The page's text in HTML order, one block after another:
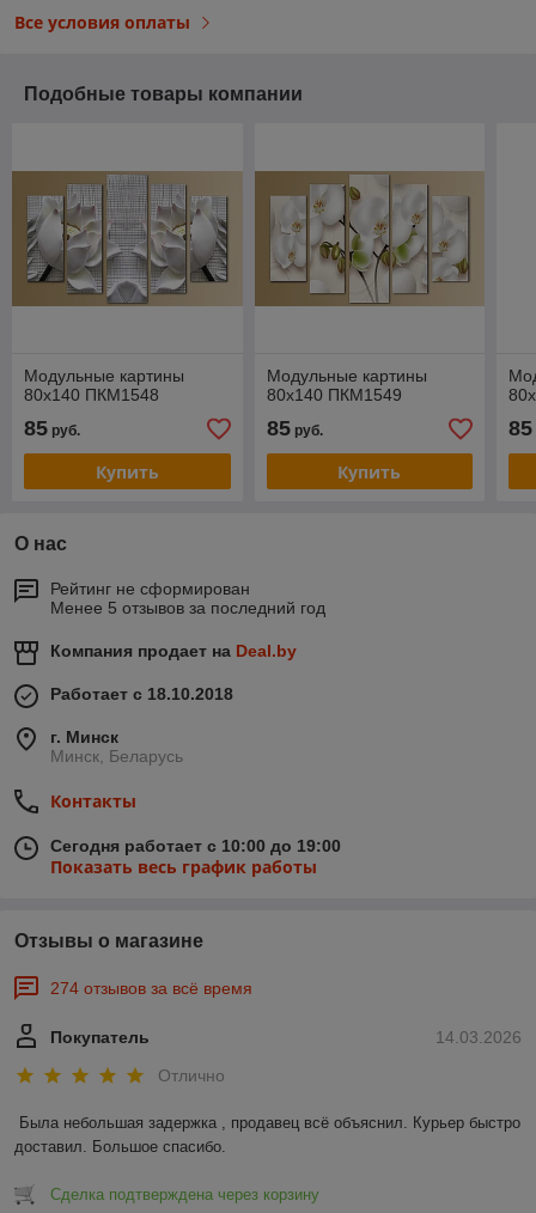
Все условия оплаты
Подобные товары компании
Модульные картины
80x140 ПКМ1548
85 руб.
Купить
Модульные картины
80x140 ПКМ1549
85руб.
Купить
85
О нас
Рейтинг не сформирован
Менее 5 отзывов за последний год
Компания продает на Deal.by
Работает с 18.10.2018
г. Минск
Минск, Беларусь
Контакты
Сегодня работает с 10:00 до 19:00
Показать весь график работы
Отзывы о магазине
274 отзывов за всё время
14.03.2026
Покупатель
Отлично
Была небольшая задержка , продавец всё объяснил. Курьер быстро
доставил. Большое спасибо.
Сделка подтверждена через корзину